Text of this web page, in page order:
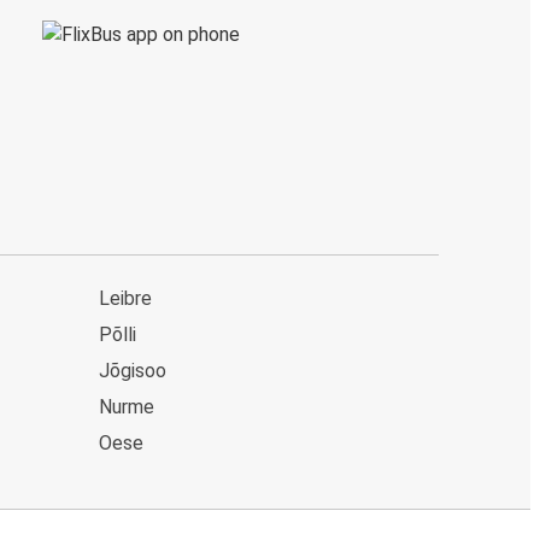
Leibre
Põlli
Jõgisoo
Nurme
Oese